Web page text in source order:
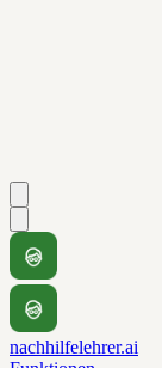
nachhilfelehrer.ai